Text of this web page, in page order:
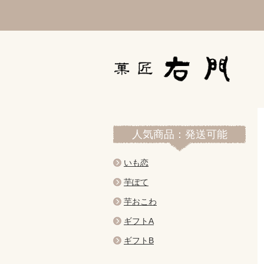
人気商品：発送可能
いも恋
芋ぽて
芋おこわ
ギフトA
ギフトB